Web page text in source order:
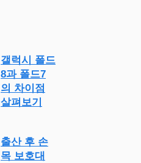
갤럭시 폴드
8과 폴드7
의 차이점
살펴보기
출산 후 손
목 보호대